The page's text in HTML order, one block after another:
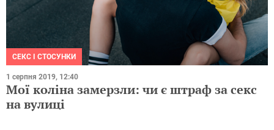
СЕКС І СТОСУНКИ
1 серпня 2019, 12:40
Мої коліна замерзли: чи є штраф за секс
на вулиці